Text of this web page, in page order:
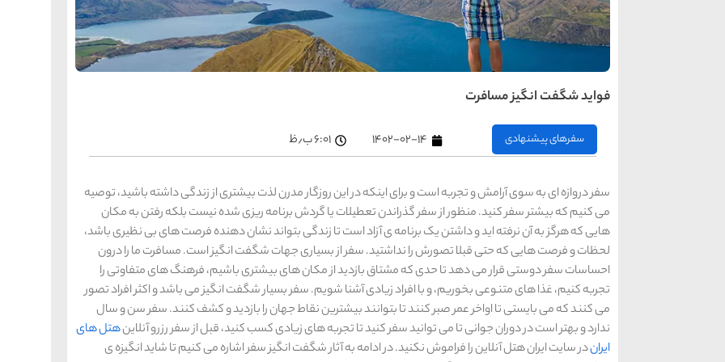
فواید شگفت انگیز مسافرت
سفرهای پیشنهادی ۱۴۰۲-۰۲-۱۴ ۶:۰۱ ب٫ظ
سفر دروازه ای به سوی آرامش و تجربه است و برای اینکه در این روزگار مدرن لذت بیشتری از زندگی داشته باشید، توصیه
می کنیم که بیشتر سفر کنید. منظور از سفر گذراندن تعطیلات یا گردش برنامه ریزی شده نیست بلکه رفتن به مکان
هایی که هرگز به آن نرفته اید و داشتن یک برنامه ی آزاد است تا زندگی بتواند نشان دهنده فرصت های بی نظیری باشد،
لحظات و فرصت هایی که حتی قبلا تصورش را نداشتید. سفر از بسیاری جهات شگفت انگیز است. مسافرت ما را درون
احساسات سفر دوستی قرار می دهد تا حدی که مشتاق بازدید از مکان های بیشتری باشیم، فرهنگ های متفاوتی را
تجربه کنیم، غذا های متنوعی بخوریم، و با افراد زیادی آشنا شویم. سفر بسیار شگفت انگیز می باشد و اکثر افراد تصور
می کنند که می بایستی تا اواخر عمر صبر کنند تا بتوانند بیشترین نقاط جهان را بازدید و کشف کنند. سفر سن و سال
ندارد و بهتر است در دوران جوانی تا می توانید سفر کنید تا تجربه های زیادی کسب کنید، قبل از سفر رزرو آنلاینهتل های
ایراندر سایت ایران هتل آنلاین را فراموش نکنید. در ادامه به آثار شگفت انگیز سفر اشاره می کنیم تا شاید انگیزه ی